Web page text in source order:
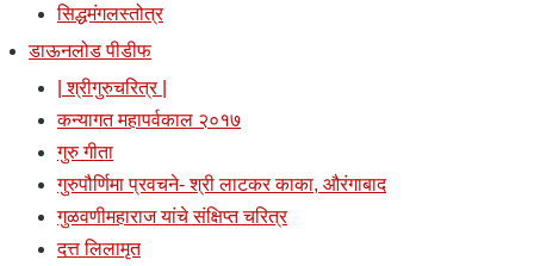
सिद्धमंगलस्तोत्र
डाऊनलोड पीडीफ
| श्रीगुरुचरित्र |
कन्यागत महापर्वकाल २०१७
गुरु गीता
गुरुपौर्णिमा प्रवचने- श्री लाटकर काका, औरंगाबाद
गुळवणीमहाराज यांचे संक्षिप्त चरित्र
दत्त लिलामृत